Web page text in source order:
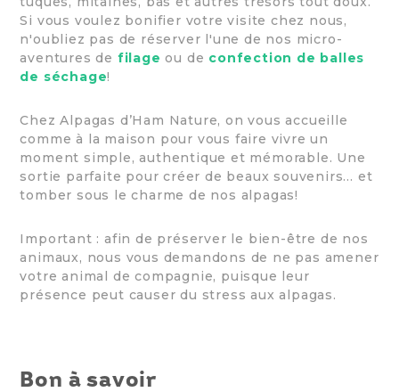
Si vous voulez bonifier votre visite chez nous,
n'oubliez pas de réserver l'une de nos micro-
aventures de filage ou de confection de balles
de séchage!
Chez Alpagas d’Ham Nature, on vous accueille
comme à la maison pour vous faire vivre un
moment simple, authentique et mémorable. Une
sortie parfaite pour créer de beaux souvenirs… et
tomber sous le charme de nos alpagas!
Important : afin de préserver le bien-être de nos
animaux, nous vous demandons de ne pas amener
votre animal de compagnie, puisque leur
présence peut causer du stress aux alpagas.
Bon à savoir